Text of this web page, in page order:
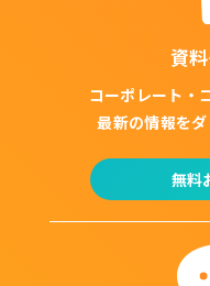
資
コーポレート・
最新の情報をダ
無料